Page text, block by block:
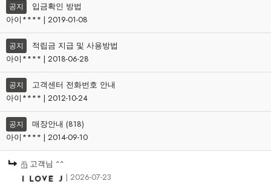
공지
입금확인 방법
아이**** | 2019-01-08
공지
적립금 지급 및 사용방법
아이**** | 2018-06-28
공지
고객센터 전화번호 안내
아이**** | 2012-10-24
공지
매장안내 (818)
아이**** | 2014-09-10
고객님 ^^
| 2026-07-23